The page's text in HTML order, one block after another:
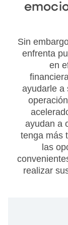
Sin
enfrenta
en
ayudarle a
ayudan a
tenga más
las
realizar